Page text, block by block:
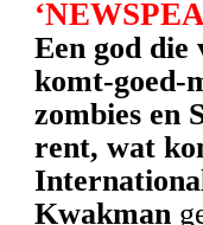
Een god
komt-goed-
zombies en
rent, wat
Kwakman